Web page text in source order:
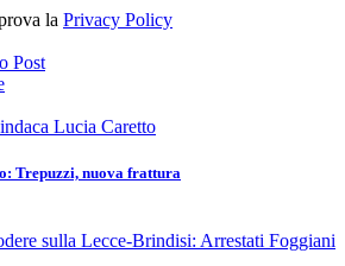
la Privacy Policy
Trepuzzi, nuova frattura